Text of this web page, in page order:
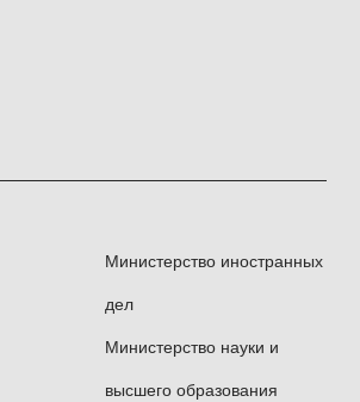
Министерство иностранных
дел
Министерство науки и
высшего образования